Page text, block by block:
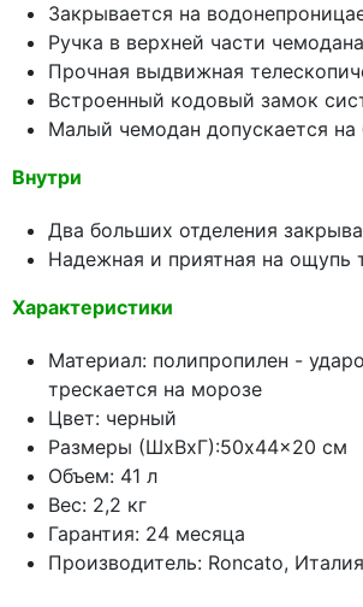
Закрывается на
Ручка в верхней части
Прочная выдвижная
Встроенный кодовый замок
Малый чемодан допускается на
Внутри
Два больших отделения
Надежная и приятная на ощупь
Характеристики
Материал: полипропилен -
трескается на морозе
Цвет: черный
Размеры (ШхВхГ):50x44x20 см
Объем: 41 л
Вес: 2,2 кг
Гарантия: 24 месяца
Производитель: Roncato, Италия